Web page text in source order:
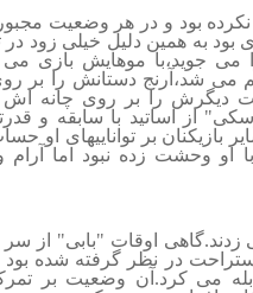
نکرده بود و در هر وضعیت
بود به همین دلیل خیلی زود
جوید،با موهایش بازی می
می شد،آرنج دستانش را بر
را بر روی چانه اش
از اساتید با سابقه و
بر تواناییهای او
او وحشت زده نبود اما
اوقات "بابی" از سر
در نظر گرفته شده
می کرد.آن وضعیت بر